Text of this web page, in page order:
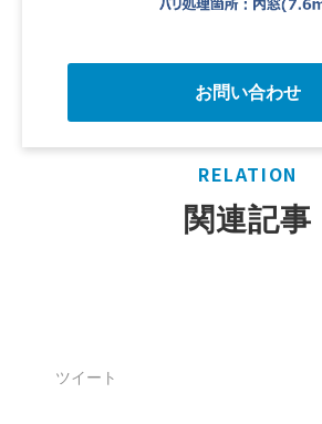
お問い合わせ
RELATION
関連記事
ツイート